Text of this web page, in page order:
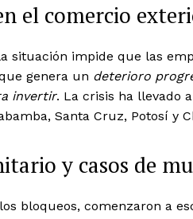
News Week
el comercio
situación impide que las
genera un deterioro
invertir. La crisis ha llevado
Santa Cruz, Potosí y
y casos de
bloqueos, comenzaron a